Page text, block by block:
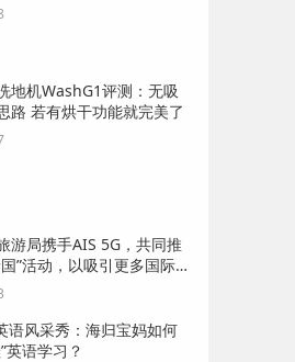
地机WashG1评测：无吸
路 若有烘干功能就完美了
游局携手AIS 5G，共同推
”活动，以吸引更多国际游
语风采秀：海归宝妈如何
英语学习？